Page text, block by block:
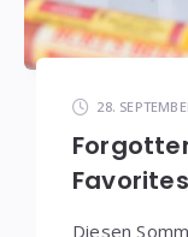
28.
Diesen